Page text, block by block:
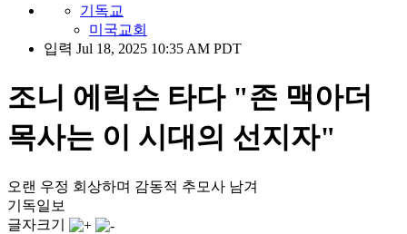
기독교
미국교회
입력 Jul 18, 2025 10:35 AM PDT
조니 에릭슨 타다 "존 맥아더
목사는 이 시대의 선지자"
오랜 우정 회상하며 감동적 추모사 남겨
기독일보
글자크기